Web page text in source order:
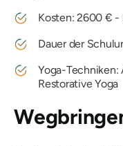
Kosten: 2600 €
Dauer der
Yoga-Techniken:
Restorative Yoga